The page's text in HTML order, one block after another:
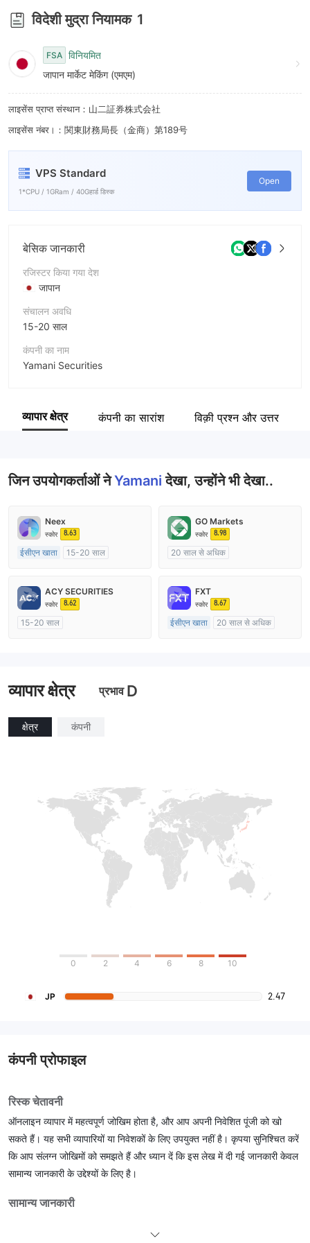
97
8
9
विदेशी मुद्रा नियामक 1
FSA विनियमित
जापान मार्केट मेकिंग (एमएम)
लाइसेंस प्राप्त संस्थान：山二証券株式会社
लाइसेंस नंबर।：関東財務局長（金商）第189号
VPS Standard
1*CPU / 1GRam / 40Gहार्ड डिस्क
Open
बेसिक जानकारी
रजिस्टर किया गया देश
जापान
संचालन अवधि
15-20 साल
कंपनी का नाम
Yamani Securities
कंपनी का कर्मचारी
व्यापार क्षेत्र कंपनी का सारांश विक़ी प्रश्न और उत्तर
जिन उपयोगकर्ताओं नेYamaniदेखा, उन्होंने भी देखा..
Neex
स्कोर 8.63
ईसीएन खाता
15-20 साल
मार्केट मेकिंग (एमएम)
मुख्य-लेबल MT4
GO Markets
स्कोर 8.98
20 साल से अधिक
मार्केट मेकिंग (एमएम)
ACY SECURITIES
स्कोर 8.62
15-20 साल
FXT
स्कोर 8.67
ईसीएन खाता
20 साल से अधिक
व्यापार क्षेत्र प्रभाव D
क्षेत्र कंपनी
0 2 4 6 8 10
JP 2.47
कंपनी प्रोफाइल
रिस्क चेतावनी
ऑनलाइन व्यापार में महत्वपूर्ण जोखिम होता है, और आप अपनी निवेशित पूंजी को खो
सकते हैं। यह सभी व्यापारियों या निवेशकों के लिए उपयुक्त नहीं है। कृपया सुनिश्चित करें
कि आप संलग्न जोखिमों को समझते हैं और ध्यान दें कि इस लेख में दी गई जानकारी केवल
सामान्य जानकारी के उद्देश्यों के लिए है।
सामान्य जानकारी